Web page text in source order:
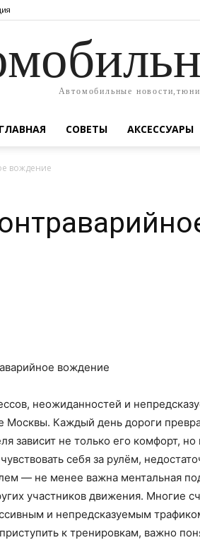
Автомобильные
ГЛАВНАЯ СОВЕТЫ АКСЕССУАРЫ
вождение
неожиданностей и
Москвы. Каждый день дороги
зависит не только его комфорт, но
себя за рулём,
— не менее важна ментальная
участников движения. Многие
и непредсказуемым
к тренировкам, важно